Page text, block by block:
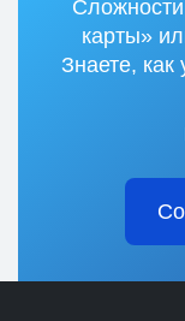
карты»
Знаете, как